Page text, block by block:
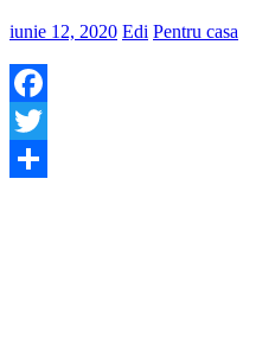
iunie 12, 2020 Edi Pentru casa
Facebook
Twitter